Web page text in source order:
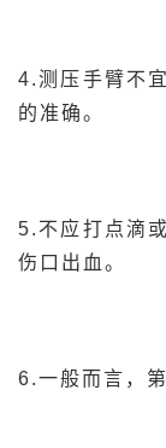
4.测压手臂不
的准确。
5.不应打点滴
伤口出血。
6.一般而言，